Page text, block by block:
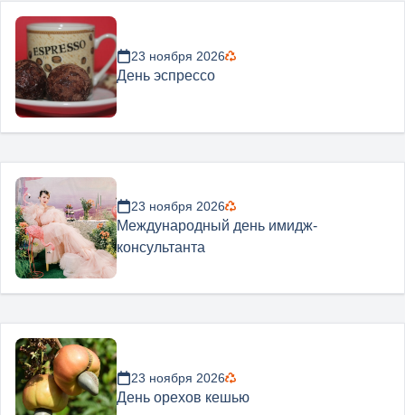
23 ноября 2026
День эспрессо
23 ноября 2026
Международный день имидж-
консультанта
23 ноября 2026
День орехов кешью